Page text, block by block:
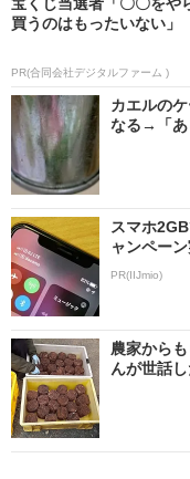
買うのはもったいない」
PR(合同会社デジタルファーム )
カエルの
なる→「あ
スマホ
ャンペーン
PR(IIJmio)
農家から
んが世話